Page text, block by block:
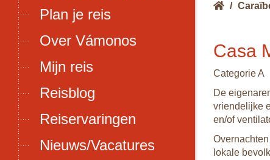
Plan je reis
Over Vámonos
Mijn reis
Reisblog
Reiservaringen
Nieuws/Vacatures
/
Casa
Categorie A
De
vriendelijke
en/of
lokale